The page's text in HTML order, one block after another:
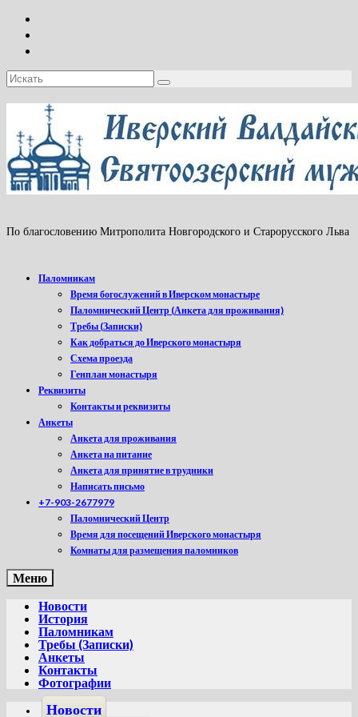
Искать:
По благословению Митрополита Новгородского и Старорусского Льва
Паломникам
Время богослужений в Иверском монастыре
Паломнический Центр (Анкета для проживания)
Требы (Записки)
Как добраться до Иверского монастыря
Схема проезда
Генплан монастыря
Реквизиты
Контакты и реквизиты
Анкеты
Анкета для проживания
Анкета на питание
Анкета для принятие в трудники
Написать письмо
+7-903-2677979
Паломнический Центр
Время для посещений Иверского монастыря
Комнаты для размещения паломников
Меню
Новости
История
Паломникам
Требы (Записки)
Анкеты
Контакты
Фотографии
Новости